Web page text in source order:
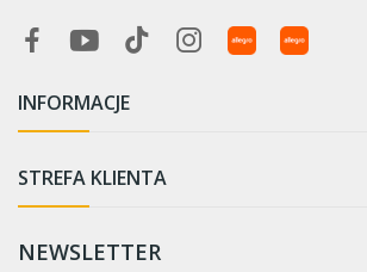
INFORMACJE
STREFA KLIENTA
NEWSLETTER